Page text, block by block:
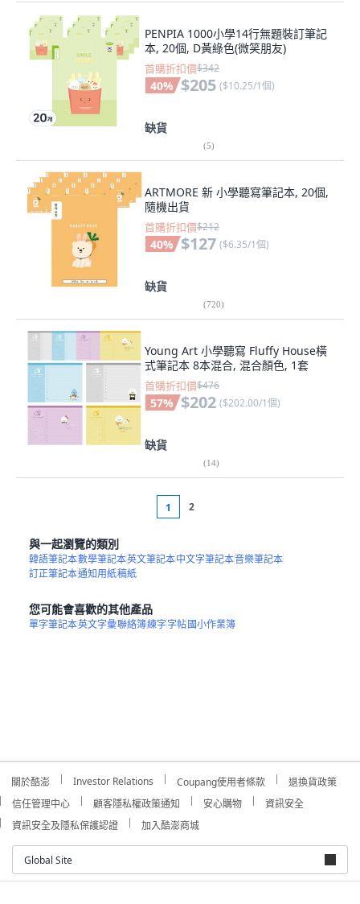
PENPIA 1000小學14行無題裝訂筆記
本, 20個, D黃綠色(微笑朋友)
首購折扣價$342
40% $205 ($10.25/1個)
缺貨
(5)
ARTMORE 新 小學聽寫筆記本, 20個,
隨機出貨
首購折扣價$212
40% $127 ($6.35/1個)
缺貨
(720)
Young Art 小學聽寫 Fluffy House橫
式筆記本 8本混合, 混合顏色, 1套
首購折扣價$476
57% $202 ($202.00/1個)
缺貨
(14)
1 2
與一起瀏覽的類別
韓語筆記本數學筆記本英文筆記本中文字筆記本音樂筆記本
訂正筆記本通知用紙稿紙
您可能會喜歡的其他產品
單字筆記本英文字彙聯絡簿練字字帖國小作業簿
關於酷澎 Investor Relations Coupang使用者條款
退換貨政策
信任管理中心
顧客隱私權政策通知 安心購物
資訊安全
資訊安全及隱私保護認證
加入酷澎商城
Global Site